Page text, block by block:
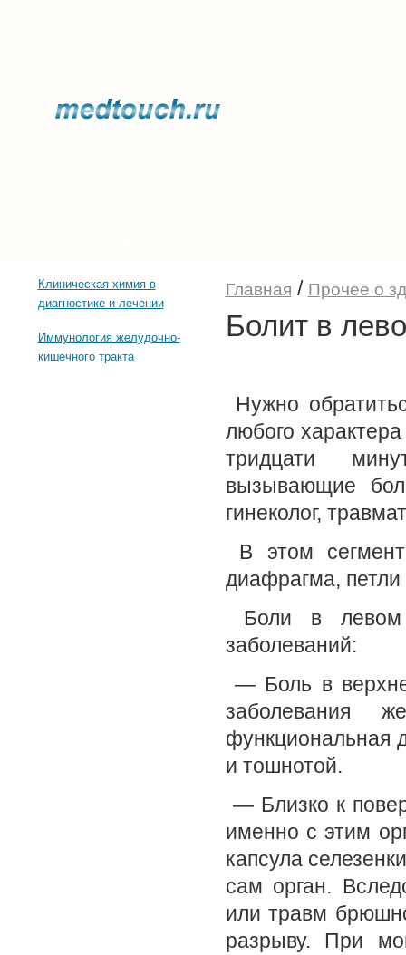
Клиническая химия в
диагностике и лечении
Иммунология желудочно-
кишечного тракта
Главная / Прочее о
Болит в
Нужно
любого
тридцати
вызывающие
гинеколог,
В этом
диафрагма, петли
Боли в левом
заболеваний:
— Боль в
заболевания
функциональная
и тошнотой.
— Близко к
именно с этим
капсула
сам орган.
или травм
разрыву. При